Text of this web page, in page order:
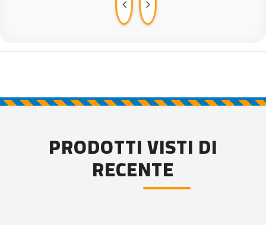
PRODOTTI VISTI DI
RECENTE